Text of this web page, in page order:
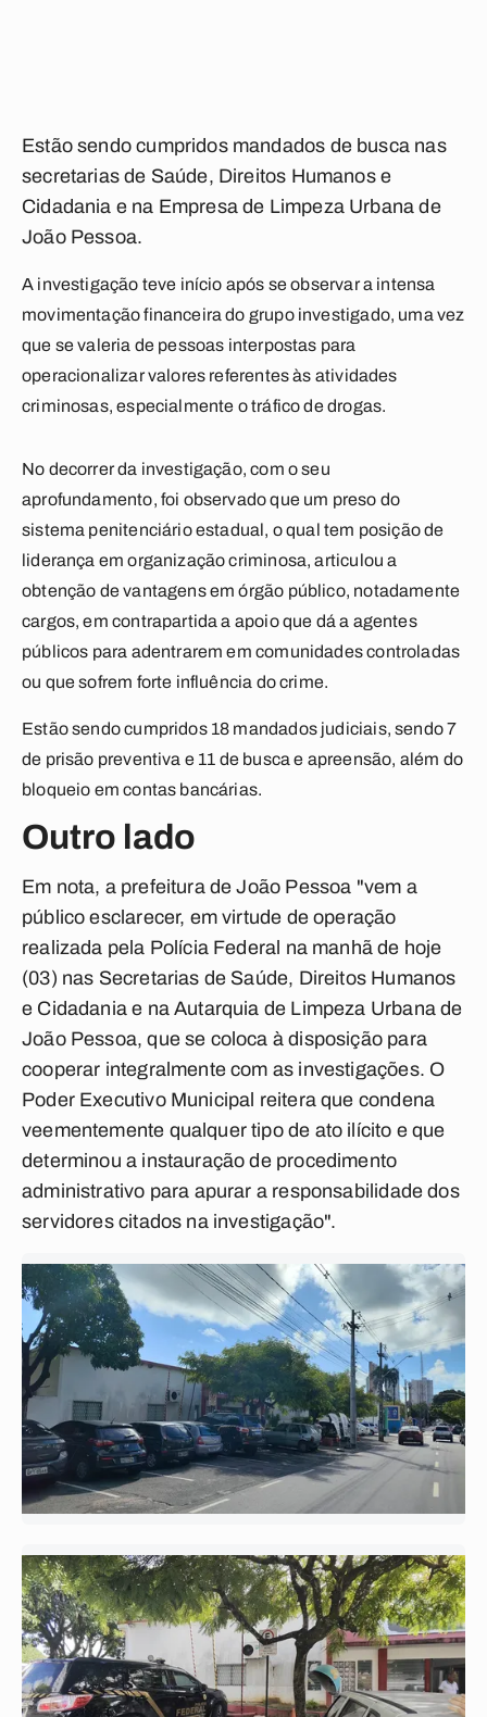
Estão sendo cumpridos mandados de busca nas
secretarias de Saúde, Direitos Humanos e
Cidadania e na Empresa de Limpeza Urbana de
João Pessoa.
A investigação teve início após se observar a intensa
movimentação financeira do grupo investigado, uma vez
que se valeria de pessoas interpostas para
operacionalizar valores referentes às atividades
criminosas, especialmente o tráfico de drogas.
No decorrer da investigação, com o seu
aprofundamento, foi observado que um preso do
sistema penitenciário estadual, o qual tem posição de
liderança em organização criminosa, articulou a
obtenção de vantagens em órgão público, notadamente
cargos, em contrapartida a apoio que dá a agentes
públicos para adentrarem em comunidades controladas
ou que sofrem forte influência do crime.
Estão sendo cumpridos 18 mandados judiciais, sendo 7
de prisão preventiva e 11 de busca e apreensão, além do
bloqueio em contas bancárias.
Outro lado
Em nota, a prefeitura de João Pessoa "vem a
público esclarecer, em virtude de operação
realizada pela Polícia Federal na manhã de hoje
(03) nas Secretarias de Saúde, Direitos Humanos
e Cidadania e na Autarquia de Limpeza Urbana de
João Pessoa, que se coloca à disposição para
cooperar integralmente com as investigações. O
Poder Executivo Municipal reitera que condena
veementemente qualquer tipo de ato ilícito e que
determinou a instauração de procedimento
administrativo para apurar a responsabilidade dos
servidores citados na investigação".